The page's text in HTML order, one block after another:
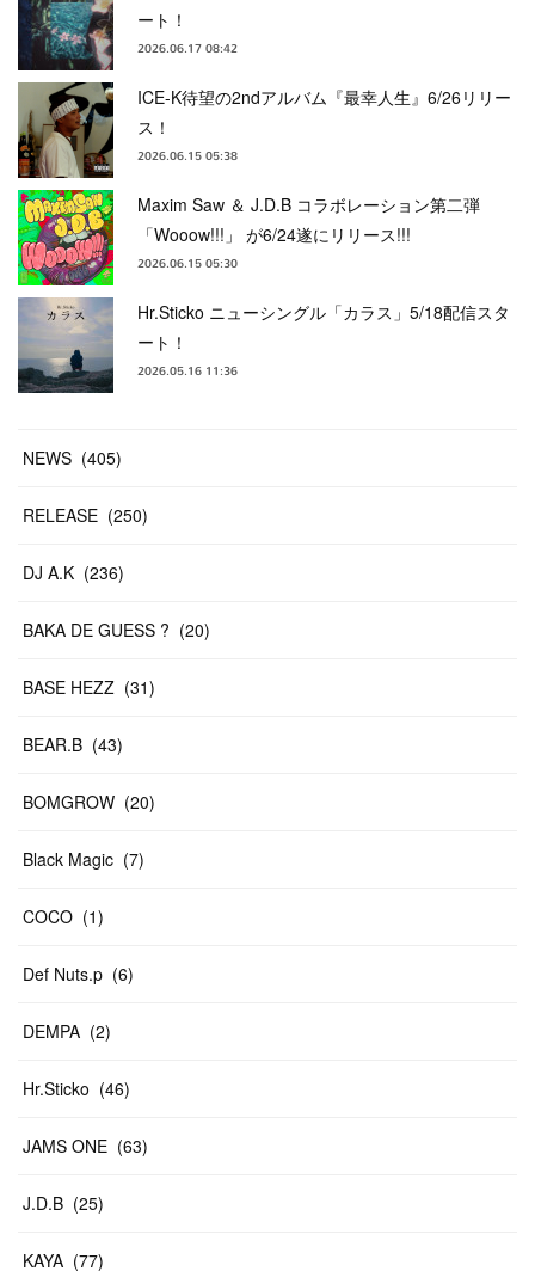
ート！
2026.06.17 08:42
ICE-K待望の2ndアルバム『最幸人生』6/26リリー
ス！
2026.06.15 05:38
Maxim Saw ＆ J.D.B コラボレーション第二弾
「Wooow!!!」 が6/24遂にリリース!!!
2026.06.15 05:30
Hr.Sticko ニューシングル「カラス」5/18配信スタ
ート！
2026.05.16 11:36
NEWS (405)
RELEASE (250)
DJ A.K (236)
BAKA DE GUESS ? (20)
BASE HEZZ (31)
BEAR.B (43)
BOMGROW (20)
Black Magic (7)
COCO (1)
Def Nuts.p (6)
DEMPA (2)
Hr.Sticko (46)
JAMS ONE (63)
J.D.B (25)
KAYA (77)